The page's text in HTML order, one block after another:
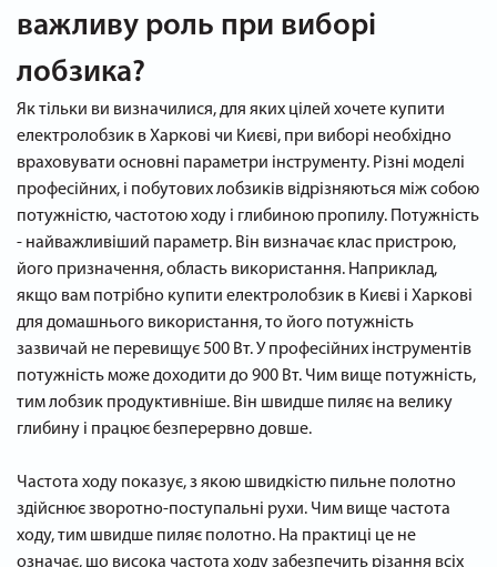
важливу роль при виборі
лобзика?
Як тільки ви визначилися, для яких цілей хочете купити
електролобзик в Харкові чи Києві, при виборі необхідно
враховувати основні параметри інструменту. Різні моделі
професійних, і побутових лобзиків відрізняються між собою
потужністю, частотою ходу і глибиною пропилу. Потужність
- найважливіший параметр. Він визначає клас пристрою,
його призначення, область використання. Наприклад,
якщо вам потрібно купити електролобзик в Києві і Харкові
для домашнього використання, то його потужність
зазвичай не перевищує 500 Вт. У професійних інструментів
потужність може доходити до 900 Вт. Чим вище потужність,
тим лобзик продуктивніше. Він швидше пиляє на велику
глибину і працює безперервно довше.
Частота ходу показує, з якою швидкістю пильне полотно
здійснює зворотно-поступальні рухи. Чим вище частота
ходу, тим швидше пиляє полотно. На практиці це не
означає, що висока частота ходу забезпечить різання всіх